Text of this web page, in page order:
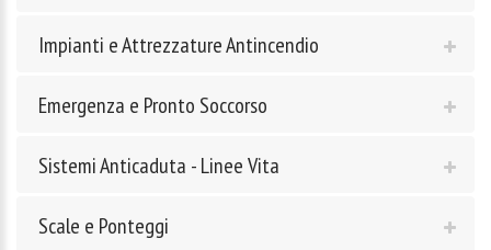
Impianti e Attrezzature Antincendio
Emergenza e Pronto Soccorso
Sistemi Anticaduta - Linee Vita
Scale e Ponteggi